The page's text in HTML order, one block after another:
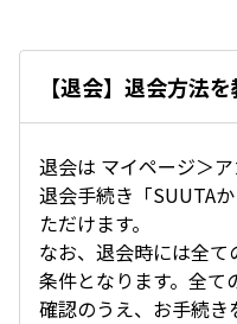
【退会】退会方法
退会は マイページ＞
退会手続き「SUUTA
ただけます。
なお、退会時には全
条件となります。全て
確認のうえ、お手続き